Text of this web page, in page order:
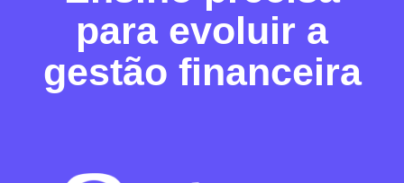
para evoluir a
gestão financeira